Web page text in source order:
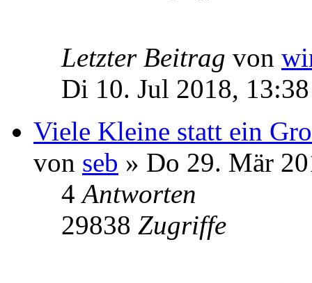
Letzter Beitrag von
Di 10. Jul 2018, 13:38
Viele Kleine statt ein
von seb » Do 29. Mär
4Antworten
29838 Zugriffe